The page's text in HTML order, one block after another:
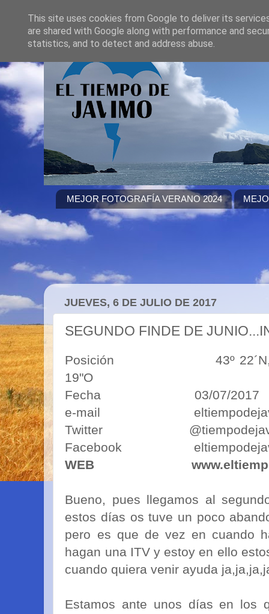
MEJOR FOTOGRAFÍA VERANO 2024
JUEVES, 6 DE JULIO DE 2017
SEGUNDO FINDE DE
Posición 43º 22´N,
19"O
Fecha 03/07/2017
e-mail
Twitter
Facebook
WEB
Bueno, pues llegamos al
estos días os tuve un poco
pero es que de vez en cuando
hagan una ITV y estoy en ello
cuando quiera venir ayuda
Estamos ante unos días en los
This site uses cookies from Google to deliver its
are shared with Google along with performance and
statistics, and to detect and address abuse.